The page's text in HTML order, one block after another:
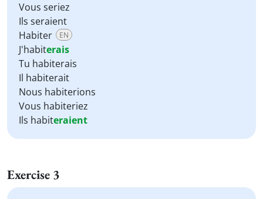
Vous seriez
Ils seraient
Habiter
EN
J'habiterais
Tu habiterais
Il habiterait
Nous habiterions
Vous habiteriez
Ils habiteraient
Exercise 3